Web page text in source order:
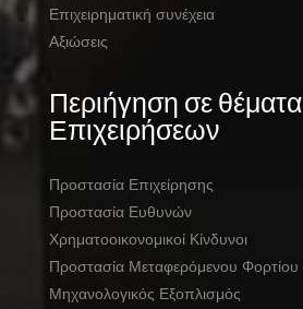
Επιχειρηματική συνέχεια
Αξιώσεις
Περιήγηση σε θέματα
Επιχειρήσεων
Προστασία Επιχείρησης
Προστασία Ευθυνών
Χρηματοοικονομικοί Κίνδυνοι
Προστασία Μεταφερόμενου Φορτίου
Μηχανολογικός Εξοπλισμός